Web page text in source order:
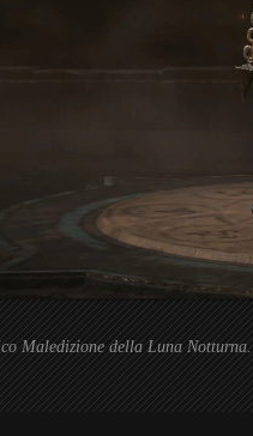
Maledizione della Luna Notturna.